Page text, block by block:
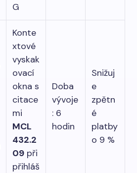
G
Konte
xtové
vyskak
ovací
okna s
citace
mi
MCL
432.2
09 při
přihláš
Doba
vývoje
: 6
hodin
Snižuj
e
zpětn
é
platby
o 9 %